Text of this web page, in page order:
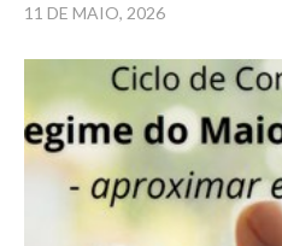
11 DE MAIO, 2026